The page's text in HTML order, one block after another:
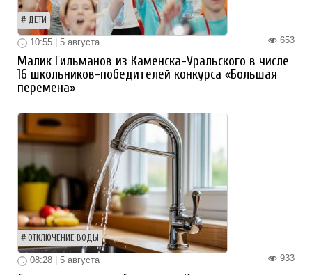
ДЕТИ
653
10:55 | 5 августа
Малик Гильманов из Каменска-Уральского в числе
16 школьников-победителей конкурса «Большая
перемена»
ОТКЛЮЧЕНИЕ ВОДЫ
933
08:28 | 5 августа